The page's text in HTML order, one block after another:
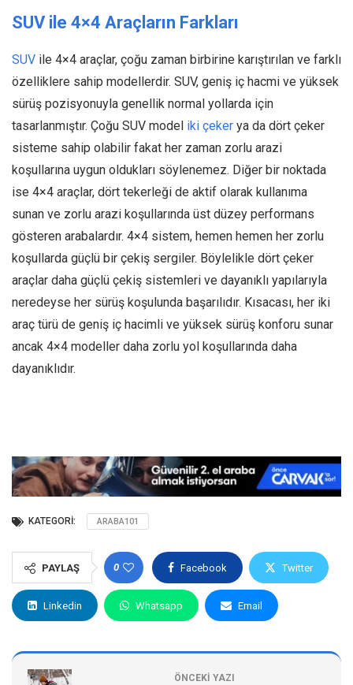
SUV ile 4×4 Araçların Farkları
SUV ile 4×4 araçlar, çoğu zaman birbirine karıştırılan ve farklı
özelliklere sahip modellerdir. SUV, geniş iç hacmi ve yüksek
sürüş pozisyonuyla genellik normal yollarda için
tasarlanmıştır. Çoğu SUV model iki çeker ya da dört çeker
sisteme sahip olabilir fakat her zaman zorlu arazi
koşullarına uygun oldukları söylenemez. Diğer bir noktada
ise 4×4 araçlar, dört tekerleği de aktif olarak kullanıma
sunan ve zorlu arazi koşullarında üst düzey performans
gösteren arabalardır. 4×4 sistem, hemen hemen her zorlu
koşullarda güçlü bir çekiş sergiler. Böylelikle dört çeker
araçlar daha güçlü çekiş sistemleri ve dayanıklı yapılarıyla
neredeyse her sürüş koşulunda başarılıdır. Kısacası, her iki
araç türü de geniş iç hacimli ve yüksek sürüş konforu sunar
ancak 4×4 modeller daha zorlu yol koşullarında daha
dayanıklıdır.
KATEGORI: ARABA101
PAYLAŞ 0 Facebook Twitter
Linkedin Whatsapp Email
ÖNCEKI YAZI